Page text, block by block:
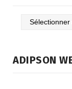
Archives
ADIPSON